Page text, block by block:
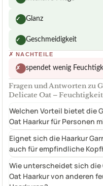
✓ Glanz
✓ Geschmeidigkeit
✗ NACHTEILE
✗ spendet wenig
Fragen und Antworten zu
Delicate Oat –
Welchen Vorteil bietet die
Oat Haarkur für Personen
Eignet sich die Haarkur
auch für empfindliche
Wie unterscheidet sich die
Oat Haarkur von anderen